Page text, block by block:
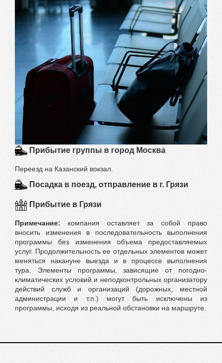
Прибытие группы в город Москва
Переезд на Казанский вокзал.
Посадка в поезд, отправление в г. Грязи
Прибытие в Грязи
Примечание: компания оставляет за собой право
вносить изменения в последовательность выполнения
программы без изменения объема предоставляемых
услуг. Продолжительность ее отдельных элементов может
меняться накануне выезда и в процессе выполнения
тура. Элементы программы, зависящие от погодно-
климатических условий и неподконтрольных организатору
действий служб и организаций (дорожных, местной
администрации и т.п.) могут быть исключены из
программы, исходя из реальной обстановки на маршруте.